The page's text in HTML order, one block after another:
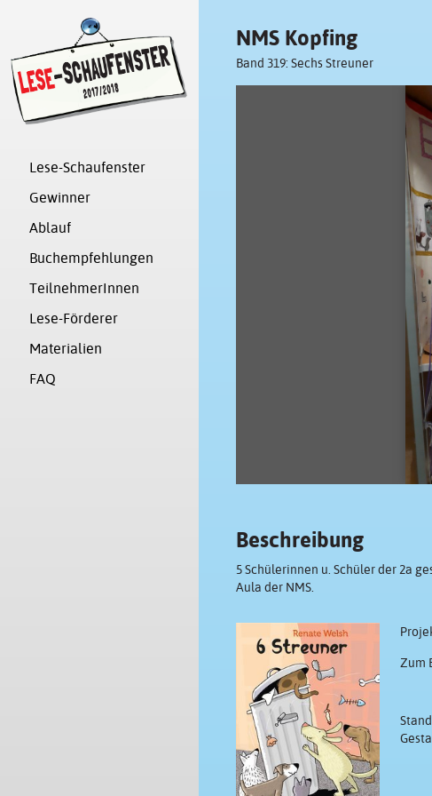
Lese-Schaufenster
Gewinner
Ablauf
Buchempfehlungen
TeilnehmerInnen
Lese-Förderer
Materialien
FAQ
NMS Kopfing
Band 319: Sechs Streuner
Beschreibung
5 Schülerinnen u. Schüler der 2a
Aula der NMS.
Zum